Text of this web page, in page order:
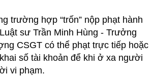
trường hợp “trốn” nộp phạt hành
sư Trần Minh Hùng - Trưởng
CSGT có thể phạt trực tiếp hoặc
số tài khoản để khi ở xa người
vi phạm.